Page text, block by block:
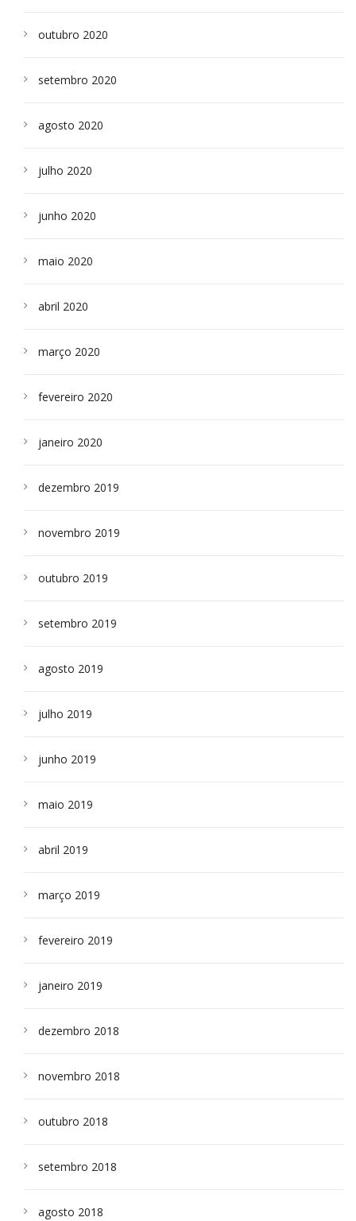
outubro 2020
setembro 2020
agosto 2020
julho 2020
junho 2020
maio 2020
abril 2020
março 2020
fevereiro 2020
janeiro 2020
dezembro 2019
novembro 2019
outubro 2019
setembro 2019
agosto 2019
julho 2019
junho 2019
maio 2019
abril 2019
março 2019
fevereiro 2019
janeiro 2019
dezembro 2018
novembro 2018
outubro 2018
setembro 2018
agosto 2018